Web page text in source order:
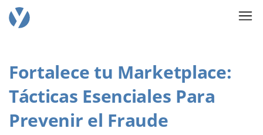
Fortalece tu Marketplace:
Tácticas Esenciales Para
Prevenir el Fraude